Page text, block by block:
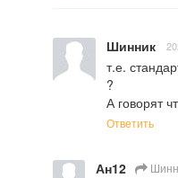
Шинник
т.е.
?
А говорят
Ответить
Ан12